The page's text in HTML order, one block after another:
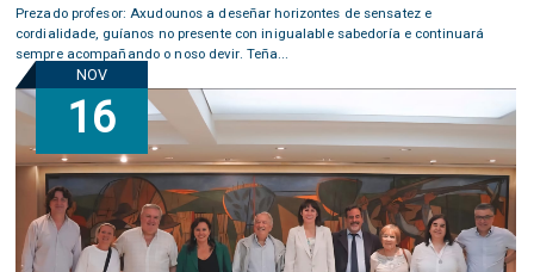
Prezado profesor: Axudounos a deseñar horizontes de sensatez e
cordialidade, guíanos no presente con inigualable sabedoría e continuará
sempre acompañando o noso devir. Teña...
NOV
16